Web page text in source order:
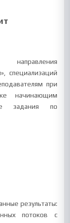
специализаций
при
начинающим
задания по
результаты:
потоков с